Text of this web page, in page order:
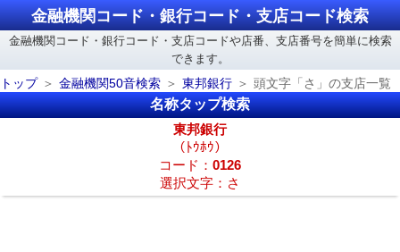
金融機関コード・銀行コード・支店コード検索
金融機関コード・銀行コード・支店コードや店番、支店番号を簡単に検索
できます。
トップ
金融機関50音検索 東邦銀行 頭文字「さ」の支店一覧
名称タップ検索
東邦銀行
（ﾄｳﾎｳ）
コード： 0126
選択文字：さ